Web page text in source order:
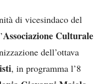
di vicesindaco del
Associazione Culturale
dell’ottava
, in programma l’8